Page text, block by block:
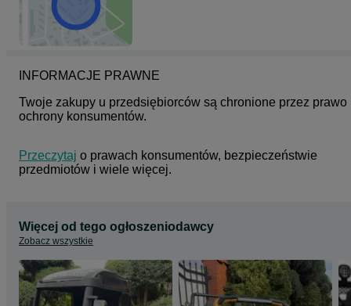
INFORMACJE PRAWNE
Twoje zakupy u przedsiębiorców są chronione przez prawo
ochrony konsumentów.
Przeczytaj o prawach konsumentów, bezpieczeństwie
przedmiotów i wiele więcej.
Więcej od tego ogłoszeniodawcy
Zobacz wszystkie